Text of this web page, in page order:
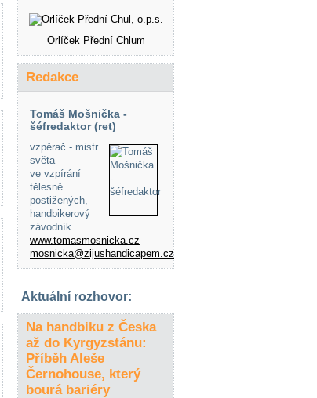
Orlíček Přední Chlum
Redakce
Tomáš Mošnička -
šéfredaktor (ret)
vzpěrač - mistr
světa
ve vzpírání
tělesně
postižených,
handbikerový
závodník
www.tomasmosnicka.cz
mosnicka@zijushandicapem.cz
Aktuální rozhovor:
Na handbiku z Česka
až do Kyrgyzstánu:
Příběh Aleše
Černohouse, který
bourá bariéry